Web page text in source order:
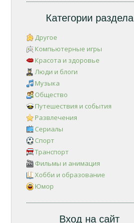
Категории раздела
Другое
Компьютерные игры
Красота и здоровье
Люди и блоги
Музыка
Общество
Путешествия и события
Развлечения
Сериалы
Спорт
Транспорт
Фильмы и анимация
Хобби и образование
Юмор
Вход на сайт